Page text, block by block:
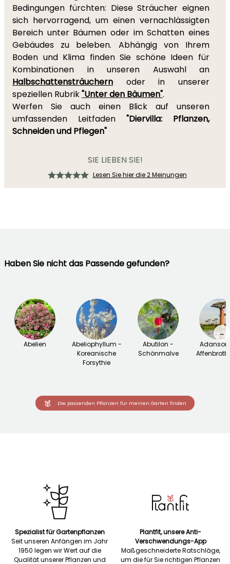
Bedingungen fürchten: Diese Sträucher eignen
sich hervorragend, um einen vernachlässigten
Bereich unter Bäumen oder im Schatten eines
Gebäudes zu beleben. Abhängig von Ihrem
Boden und Klima finden Sie schöne Ideen für
Kombinationen in unseren Auswahl an
Halbschattensträuchern oder in unserer
speziellen Rubrik"Unter den Bäumen".
Werfen Sie auch einen Blick auf unseren
umfassenden Leitfaden "Diervilla: Pflanzen,
Schneiden und Pflegen"
SIE LIEBEN SIE!
Lesen Sie hier die 2 Meinungen
Haben Sie nicht das Passende gefunden?
Abelien
Abeliophyllum -
Koreanische
Forsythie
Abutilon -
Schönmalve
→
Die passenden Pflanzen für meinen Garten finden
Spezialist für Gartenpflanzen
Seit unseren Anfängen im Jahr
1950 legen wir Wert auf die
Qualität unserer Pflanzen und
Plantfit, unsere Anti-
Verschwendungs-App
Maßgeschneiderte Ratschläge,
um die für Sie richtigen Pflanzen